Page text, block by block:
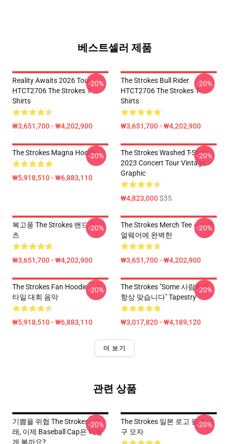
베스트셀러 제품
Reality Awaits 2026 Tour
HTCT2706 The Strokes T-
Shirts
₩3,651,700 - ₩4,202,900
-20%
The Strokes Bull Rider
HTCT2706 The Strokes T-
Shirts
₩3,651,700 - ₩4,202,900
-20%
The Strokes Magna Hoodie
₩5,918,510 - ₩6,883,110
-20%
The Strokes Washed T-Shirts -
2023 Concert Tour Vintage
Graphic
₩4,823,000$35
-20%
복고풍 The Strokes 밴드 T-셔
츠
₩3,651,700 - ₩4,202,900
-20%
The Strokes Merch Tee – 캐주
얼웨어에 완벽한
₩3,651,700 - ₩4,202,900
-20%
The Strokes Fan Hoodie – 스
타일 대회 음악
₩5,918,510 - ₩6,883,110
-20%
The Strokes "Some 사람들은
항상 맞습니다" Tapestry
₩3,017,820 - ₩4,189,120
-20%
더 보기
관련 상품
기쁨을 위협 The Strokes - 그
래, 이제 Baseball Cap은 어떻
게 볼까요?
-20%
The Strokes 일본 로고 필수 야
구 모자
-20%